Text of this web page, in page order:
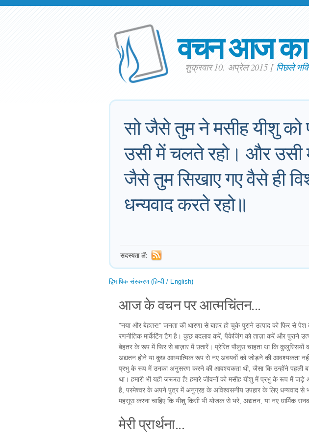
वचन आज का
शुक्रवार 10. अप्रेल 2015 [ पिछले
सो जैसे तुम ने मसीह यीशु
उसी में चलते रहो। और
जैसे तुम सिखाए गए वैसे ही
धन्यवाद करते रहो॥
सदस्यता लें:
द्विभाषिक संस्करण (हिन्दी / English)
आज के वचन पर आत्मचिंतन...
"नया और बेहतर!" जनता की धारणा से बाहर हो चुके पुराने उत्पाद को फिर से
रणनीतिक मार्केटिंग टैग है। कुछ बदलाव करें, पैकेजिंग को ताज़ा करें और पुराने
बेहतर के रूप में फिर से बाज़ार में उतारें। प्रेरित पौलुस चाहता था कि कुलुस्सियों
अद्यतन होने या कुछ आध्यात्मिक रूप से नए अवयवों को जोड़ने की आवश्यकता
प्रभु के रूप में उनका अनुसरण करने की आवश्यकता थी, जैसा कि उन्होंने पहली
था। हमारी भी यही जरूरत है! हमारे जीवनों को मसीह यीशु में प्रभु के रूप में
है, परमेश्वर के अपने पुत्र में अनुग्रह के अविश्वसनीय उपहार के लिए धन्यवाद
महसूस करना चाहिए कि यीशु किसी भी योजक से भरे, अद्यतन, या नए धार्मिक
मेरी प्रार्थना...